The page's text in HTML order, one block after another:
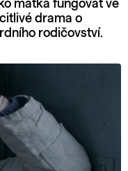
matka fungovat ve
drama o
rodičovství.